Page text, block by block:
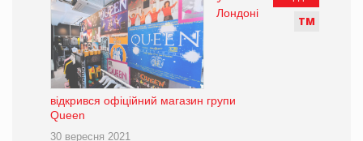
ТМ
Лондоні
відкрився офіційний магазин групи
Queen
30 вересня 2021